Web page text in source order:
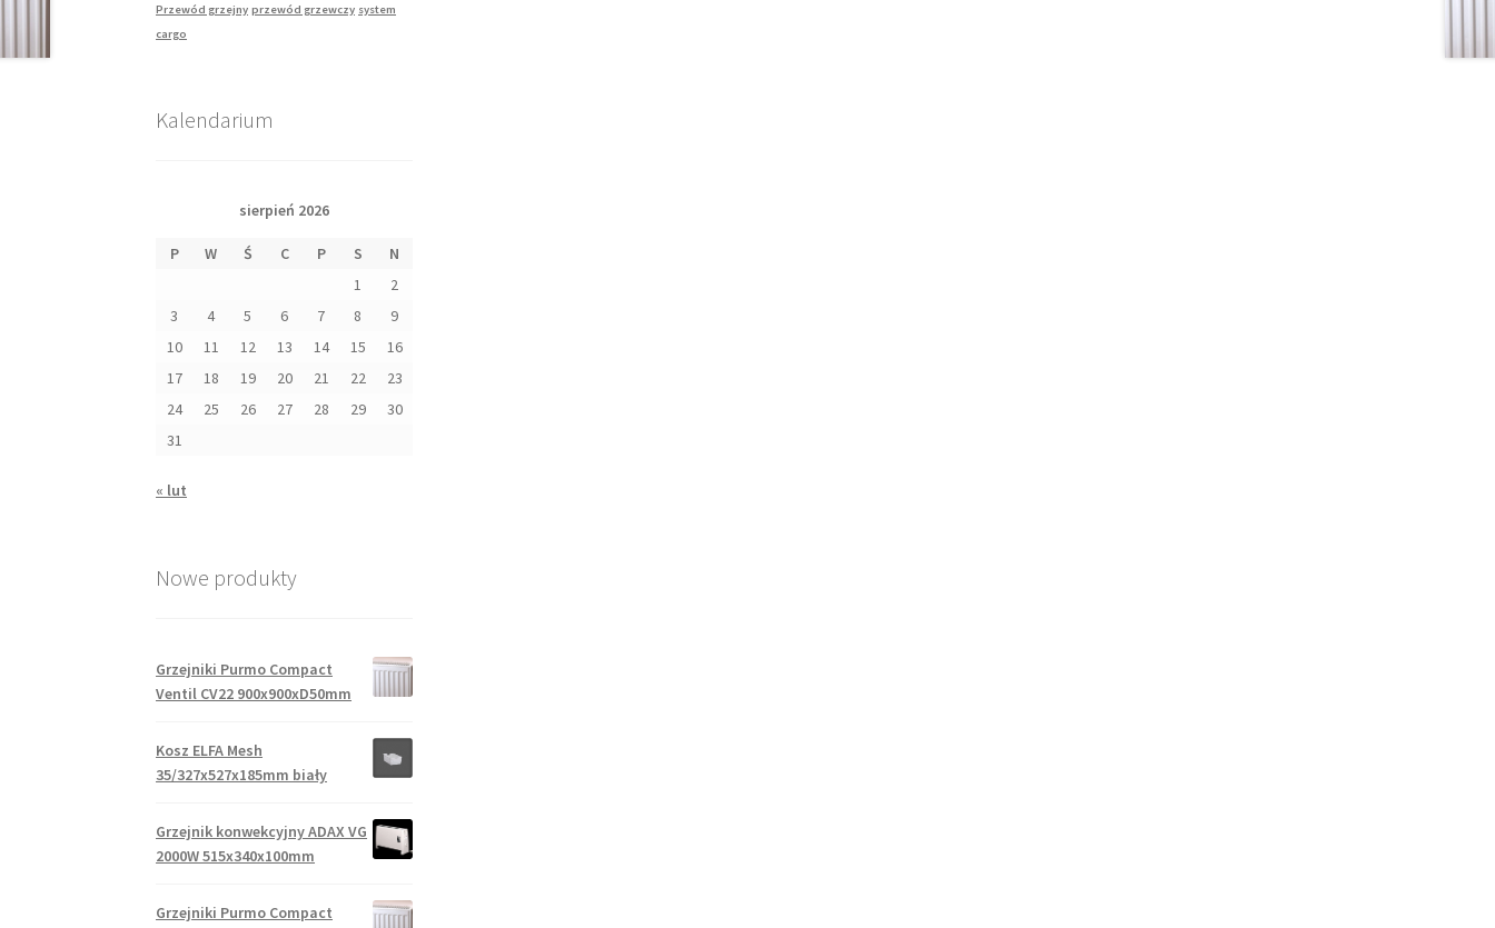
Przewód grzejny przewód grzewczy system
cargo
Kalendarium
sierpień 2026
P W Ś C P S
N
1
2
3
4 5 6 7 8
9
10
11 12 13 14 15
16
17
18 19 20 21 22
23
24
25 26 27 28 29
30
31
« lut
Nowe produkty
Grzejniki Purmo Compact
Ventil CV22 900x900xD50mm
Kosz ELFA Mesh
35/327x527x185mm biały
Grzejnik konwekcyjny ADAX VG
2000W 515x340x100mm
Grzejniki Purmo Compact